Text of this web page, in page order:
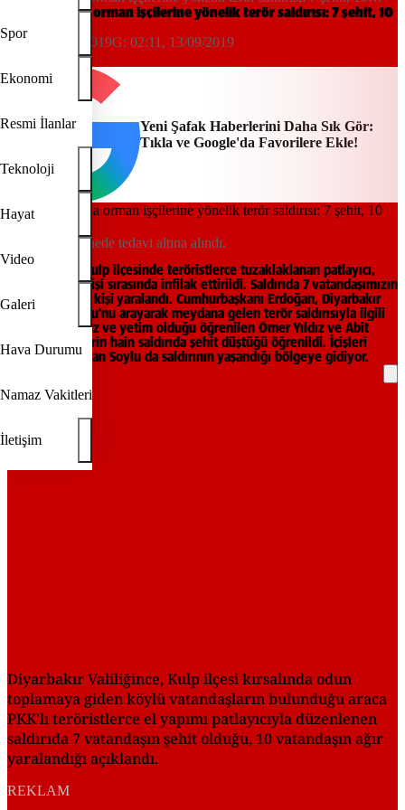
Spor
Ekonomi
Resmi İlanlar
Teknoloji
Hayat
Video
Galeri
Hava Durumu
Namaz Vakitleri
İletişim
Diyarbakır'da orman işçilerine yönelik terör saldırısı: 7 şehit, 10
19:06, 12/09/2019G: 02:11, 13/09/2019
Yeni Şafak Haberlerini Daha Sık Gör:
Tıkla ve Google'da Favorilere Ekle!
Yaralılar hastanede tedavi altına alındı.
Diyarbakır'ın Kulp ilçesinde teröristlerce tuzaklaklanan patlayıcı,
sivil aracın geçişi sırasında infilak ettirildi. Saldırıda 7 vatandaşımızın
şehit düştü, 10 kişi yaralandı. Cumhurbaşkanı Erdoğan, Diyarbakır
Valisi Güzeloğlu'nu arayarak meydana gelen terör saldırısıyla ilgili
bilgi aldı. Öksüz ve yetim olduğu öğrenilen Ömer Yıldız ve Abit
Yıldız kardeşlerin hain saldırıda şehit düştüğü öğrenildi. İçişleri
Bakanı Süleyman Soylu da saldırının yaşandığı bölgeye gidiyor.
Diyarbakır Valiliğince, Kulp ilçesi kırsalında odun
toplamaya giden köylü vatandaşların bulunduğu araca
PKK'lı teröristlerce el yapımı patlayıcıyla düzenlenen
saldırıda 7 vatandaşın şehit olduğu, 10 vatandaşın ağır
yaralandığı açıklandı.
REKLAM